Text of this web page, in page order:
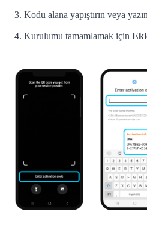
Kodu alana yapıştırın veya
Kurulumu tamamlamak için